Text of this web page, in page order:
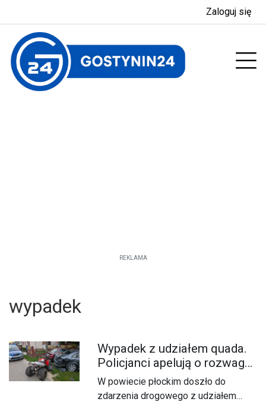
Zaloguj się
REKLAMA
wypadek
Wypadek z udziałem quada.
Policjanci apelują o rozwagę
i ostrożność
W powiecie płockim doszło do
zdarzenia drogowego z udziałem